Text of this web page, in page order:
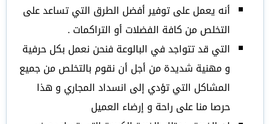
أنه يعمل على توفير أفضل الطرق التي تساعد على
التخلص من كافة الفضلات أو التراكمات .
التي قد تتواجد في البالوعة فنحن نعمل بكل حرفية
و مهنية شديدة من أجل أن نقوم بالتخلص من جميع
المشاكل التي تؤدي إلى انسداد المجاري و هذا
حرصا منا على راحة و إرضاء العميل